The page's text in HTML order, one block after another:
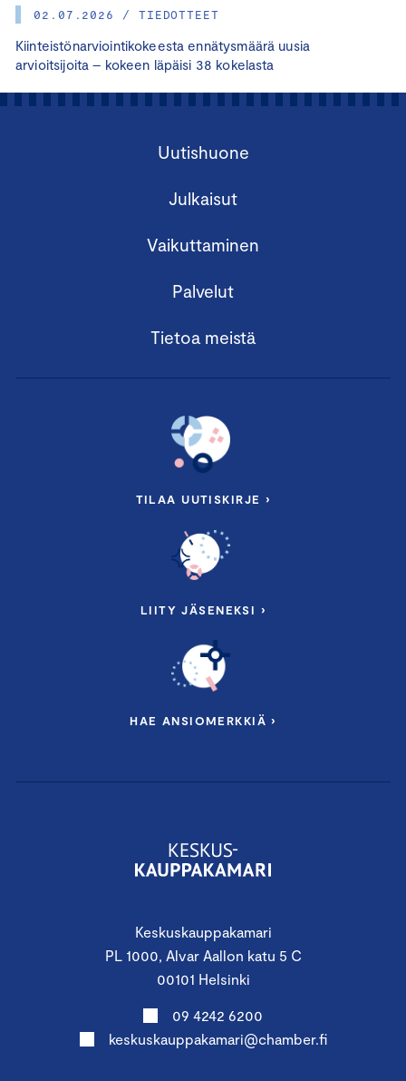
02.07.2026 / TIEDOTTEET
Kiinteistönarviointikokeesta ennätysmäärä uusia
arvioitsijoita – kokeen läpäisi 38 kokelasta
Keskuskauppakamari
PL 1000, Alvar Aallon katu 5 C
00101 Helsinki
09 4242 6200
keskuskauppakamari@chamber.fi
Uutishuone
Julkaisut
Vaikuttaminen
Palvelut
Tietoa meistä
TILAA UUTISKIRJE ›
LIITY JÄSENEKSI ›
HAE ANSIOMERKKIÄ ›